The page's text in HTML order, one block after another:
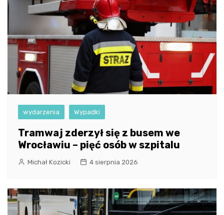
wydarzenia Wypadki
Tramwaj zderzył się z busem we
Wrocławiu – pięć osób w szpitalu
Michał Kozicki 4 sierpnia 2026